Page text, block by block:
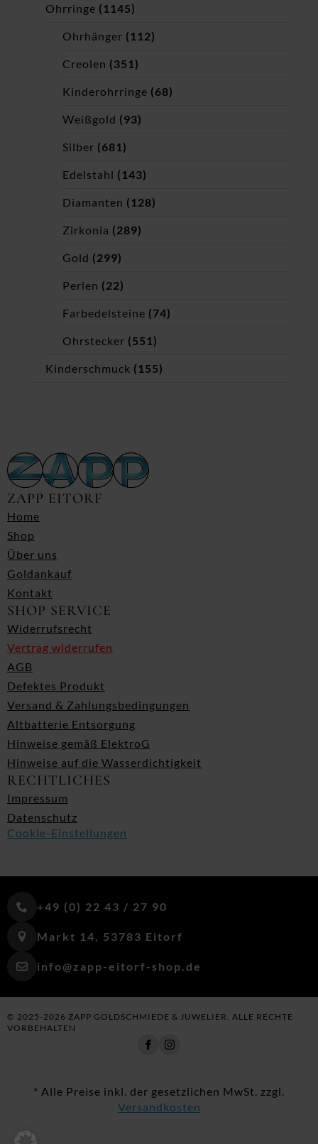
Ohrringe (1145)
Ohrhänger (112)
Creolen (351)
Kinderohrringe (68)
Weißgold (93)
Silber (681)
Edelstahl (143)
Diamanten (128)
Zirkonia (289)
Gold (299)
Perlen (22)
Farbedelsteine (74)
Ohrstecker (551)
Kinderschmuck (155)
ZAPP EITORF
Home
Shop
Über uns
Goldankauf
Kontakt
SHOP SERVICE
Widerrufsrecht
Vertrag widerrufen
AGB
Defektes Produkt
Versand & Zahlungsbedingungen
Altbatterie Entsorgung
Hinweise gemäß ElektroG
Hinweise auf die Wasserdichtigkeit
RECHTLICHES
Impressum
Datenschutz
Cookie-Einstellungen
+49 (0) 22 43 / 27 90
Markt 14, 53783 Eitorf
info@zapp-eitorf-shop.de
© 2025-2026 ZAPP GOLDSCHMIEDE & JUWELIER. ALLE RECHTE
VORBEHALTEN
* Alle Preise inkl. der gesetzlichen MwSt. zzgl.
Versandkosten